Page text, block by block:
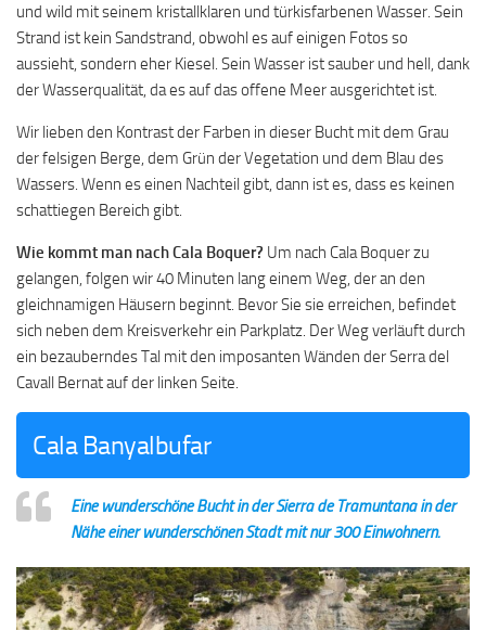
und wild mit seinem kristallklaren und türkisfarbenen Wasser. Sein
Strand ist kein Sandstrand, obwohl es auf einigen Fotos so
aussieht, sondern eher Kiesel. Sein Wasser ist sauber und hell, dank
der Wasserqualität, da es auf das offene Meer ausgerichtet ist.
Wir lieben den Kontrast der Farben in dieser Bucht mit dem Grau
der felsigen Berge, dem Grün der Vegetation und dem Blau des
Wassers. Wenn es einen Nachteil gibt, dann ist es, dass es keinen
schattiegen Bereich gibt.
Wie kommt man nach Cala Boquer? Um nach Cala Boquer zu
gelangen, folgen wir 40 Minuten lang einem Weg, der an den
gleichnamigen Häusern beginnt. Bevor Sie sie erreichen, befindet
sich neben dem Kreisverkehr ein Parkplatz. Der Weg verläuft durch
ein bezauberndes Tal mit den imposanten Wänden der Serra del
Cavall Bernat auf der linken Seite.
Cala Banyalbufar
Eine wunderschöne Bucht in der Sierra de Tramuntana in der
Nähe einer wunderschönen Stadt mit nur 300 Einwohnern.